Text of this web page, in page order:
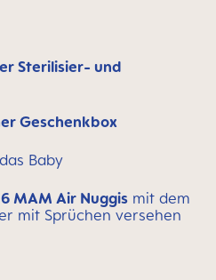
Sterilisier- und
Geschenkbox
das Baby
6 MAM Air Nuggis mit dem
mit Sprüchen versehen